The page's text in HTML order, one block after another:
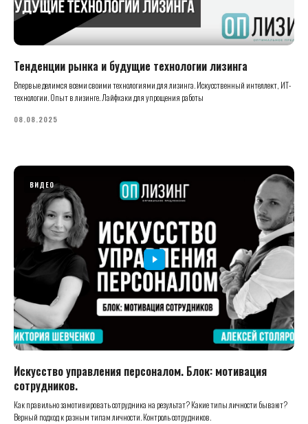
Тенденции рынка и будущие технологии лизинга
Впервые делимся всеми своими технологиями для лизинга. Искусственный интеллект, ИТ-
технологии. Опыт в лизинге. Лайфхаки для упрощения работы
08.08.2025
ВИДЕО
Искусство управления персоналом. Блок: мотивация
сотрудников.
Как правильно замотивировать сотрудника на результат? Какие типы личности бывают?
Верный подход к разным типам личности. Контроль сотрудников.